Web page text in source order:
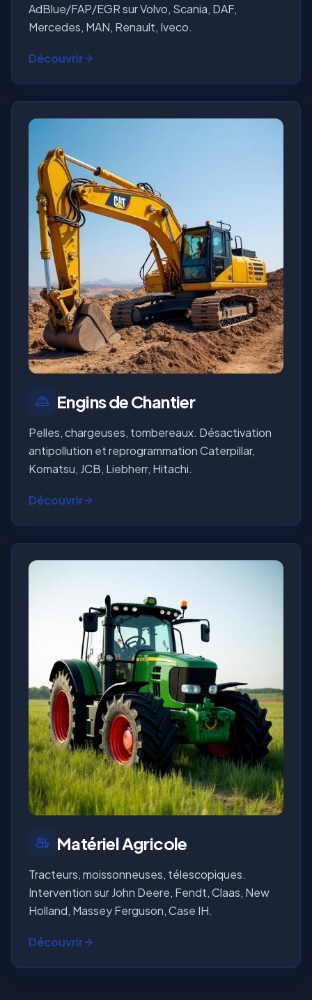
AdBlue/FAP/EGR sur Volvo, Scania, DAF,
Mercedes, MAN, Renault, Iveco.
Découvrir
Engins de Chantier
Pelles, chargeuses, tombereaux. Désactivation
antipollution et reprogrammation Caterpillar,
Komatsu, JCB, Liebherr, Hitachi.
Découvrir
Matériel Agricole
Tracteurs, moissonneuses, télescopiques.
Intervention sur John Deere, Fendt, Claas, New
Holland, Massey Ferguson, Case IH.
Découvrir